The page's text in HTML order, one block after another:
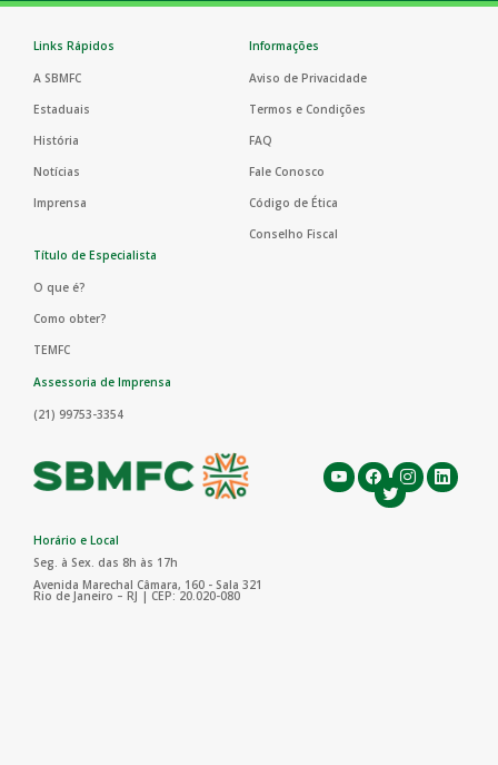
Links Rápidos
A SBMFC
Estaduais
História
Notícias
Imprensa
Informações
Aviso de Privacidade
Termos e Condições
FAQ
Fale Conosco
Código de Ética
Conselho Fiscal
Título de Especialista
O que é?
Como obter?
TEMFC
Assessoria de Imprensa
(21) 99753-3354
Horário e Local
Seg. à Sex. das 8h às 17h
Avenida Marechal Câmara, 160 - Sala 321
Rio de Janeiro – RJ | CEP: 20.020-080